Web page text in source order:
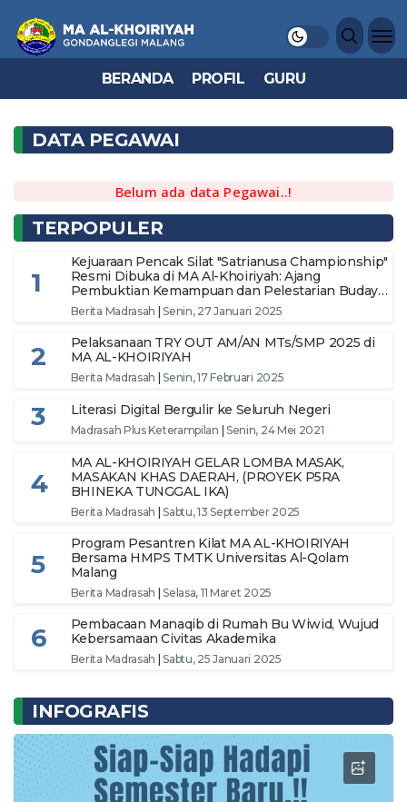
BERANDA PROFIL GURU
DATA PEGAWAI
Belum ada data Pegawai..!
TERPOPULER
1
Kejuaraan Pencak Silat "Satrianusa Championship"
Resmi Dibuka di MA Al-Khoiriyah: Ajang
Pembuktian Kemampuan dan Pelestarian Budaya
Bangsa
Berita Madrasah |Senin, 27 Januari 2025
2
Pelaksanaan TRY OUT AM/AN MTs/SMP 2025 di
MA AL-KHOIRIYAH
Berita Madrasah |Senin, 17 Februari 2025
3 Literasi Digital Bergulir ke Seluruh Negeri
Madrasah Plus Keterampilan Senin, 24 Mei 2021
4
MA AL-KHOIRIYAH GELAR LOMBA MASAK,
MASAKAN KHAS DAERAH, (PROYEK P5RA
BHINEKA TUNGGAL IKA)
Berita Madrasah |Sabtu, 13 September 2025
5
Program Pesantren Kilat MA AL-KHOIRIYAH
Bersama HMPS TMTK Universitas Al-Qolam
Malang
Berita Madrasah |Selasa, 11 Maret 2025
6
Pembacaan Manaqib di Rumah Bu Wiwid, Wujud
Kebersamaan Civitas Akademika
Berita Madrasah |Sabtu, 25 Januari 2025
INFOGRAFIS